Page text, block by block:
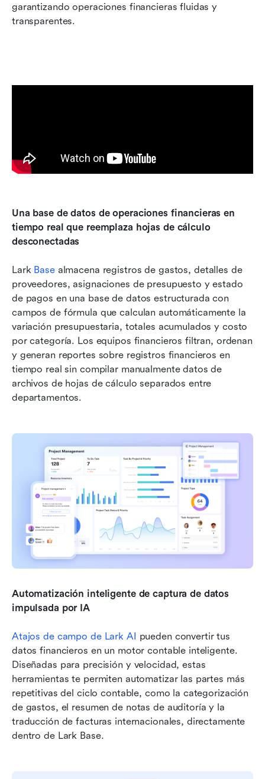
garantizando operaciones financieras fluidas y
transparentes.
Una base de datos de operaciones financieras en
tiempo real que reemplaza hojas de cálculo
desconectadas
Lark Base almacena registros de gastos, detalles de
proveedores, asignaciones de presupuesto y estado
de pagos en una base de datos estructurada con
campos de fórmula que calculan automáticamente la
variación presupuestaria, totales acumulados y costo
por categoría. Los equipos financieros filtran, ordenan
y generan reportes sobre registros financieros en
tiempo real sin compilar manualmente datos de
archivos de hojas de cálculo separados entre
departamentos.
Automatización inteligente de captura de datos
impulsada por IA
Atajos de campo de Lark AI pueden convertir tus
datos financieros en un motor contable inteligente.
Diseñadas para precisión y velocidad, estas
herramientas te permiten automatizar las partes más
repetitivas del ciclo contable, como la categorización
de gastos, el resumen de notas de auditoría y la
traducción de facturas internacionales, directamente
dentro de Lark Base.